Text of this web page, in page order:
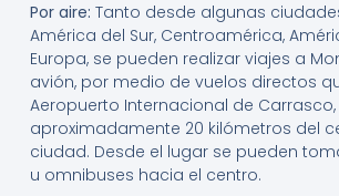
Por aire: Tanto desde algunas
América del Sur, Centroamérica,
Europa, se pueden realizar viajes a
avión, por medio de vuelos directos
Aeropuerto Internacional de
aproximadamente 20 kilómetros del
ciudad. Desde el lugar se pueden
u omnibuses hacia el centro.